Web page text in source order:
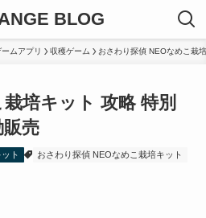
BLOG
ームアプリ 収穫ゲーム おさわり探偵 NEOなめこ栽
培キット 攻略 特別
売
ト おさわり探偵 NEOなめこ栽培キット